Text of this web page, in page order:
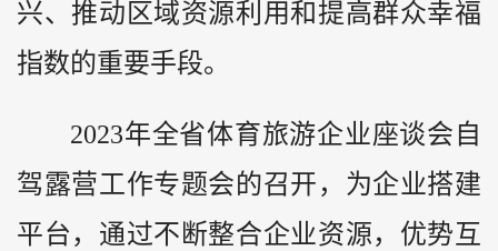
兴、推动区域资源利用和提高群众幸福
指数的重要手段。
2023年全省体育旅游企业座谈会自
驾露营工作专题会的召开，为企业搭建
平台，通过不断整合企业资源，优势互